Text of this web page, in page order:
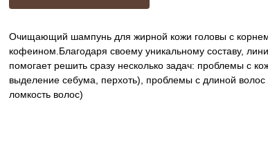
Очищающий шампунь для жирной кожи головы с
кофеином.Благодаря своему уникальному составу,
помогает решить сразу несколько задач: проблемы с
выделение себума, перхоть), проблемы с длиной волос
ломкость волос)